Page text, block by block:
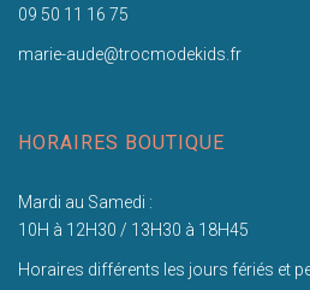
09 50 11 16 75
marie-aude@trocmodekids.fr
HORAIRES BOUTIQUE
Mardi au Samedi :
10H à 12H30 / 13H30 à 18H45
Horaires différents les jours fériés et